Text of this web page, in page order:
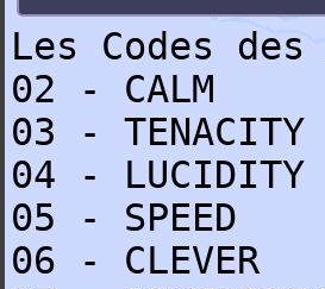
Les Codes
02 - CALM
03 - TENACITY
04 - LUCIDITY
05 - SPEED
06 - CLEVER